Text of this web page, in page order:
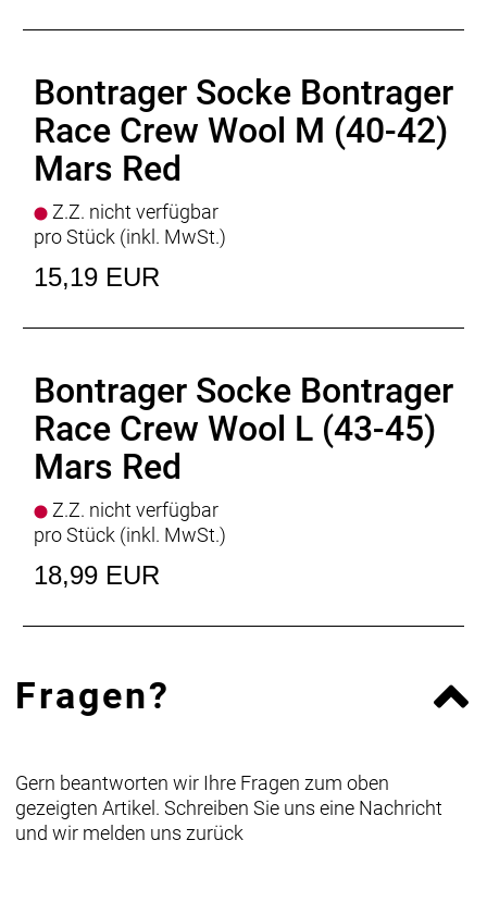
Bontrager Socke Bontrager
Race Crew Wool M (40-42)
Mars Red
Z.Z. nicht verfügbar
pro Stück (inkl. MwSt.)
15,19 EUR
Bontrager Socke Bontrager
Race Crew Wool L (43-45)
Mars Red
Z.Z. nicht verfügbar
pro Stück (inkl. MwSt.)
18,99 EUR
Fragen?
Gern beantworten wir Ihre Fragen zum oben
gezeigten Artikel. Schreiben Sie uns eine Nachricht
und wir melden uns zurück